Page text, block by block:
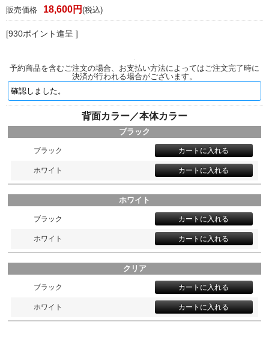
販売価格 18,600円 (税込)
[930ポイント進呈 ]
予約商品を含むご注文の場合、お支払い方法によってはご注文完了時に
決済が行われる場合がございます。
背面カラー／本体カラー
ブラック
ブラック
ホワイト
ホワイト
ブラック
ホワイト
クリア
ブラック
ホワイト